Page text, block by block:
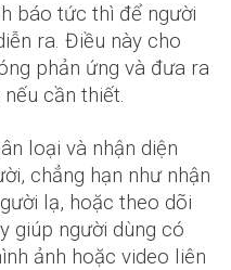
báo tức thì để người
ra. Điều này cho
phản ứng và đưa ra
cần thiết.
loại và nhận diện
chẳng hạn như nhận
lạ, hoặc theo dõi
giúp người dùng có
ảnh hoặc video liên